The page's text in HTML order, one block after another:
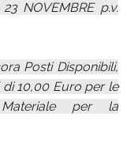
NOVEMBRE p.v.
Posti Disponibili,
di 10,00 Euro per le
per la